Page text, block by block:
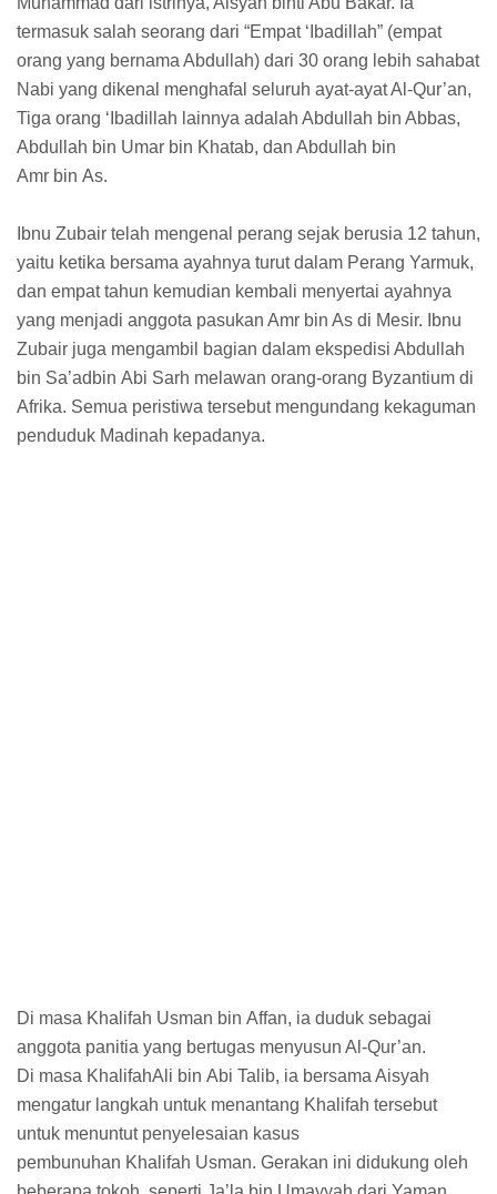
termasuk salah seorang dari “Empat ‘Ibadillah” (empat
orang yang bernama Abdullah) dari 30 orang lebih sahabat
Nabi yang dikenal menghafal seluruh ayat-ayat Al-Qur’an,
Tiga orang ‘Ibadillah lainnya adalah Abdullah bin Abbas,
Abdullah bin Umar bin Khatab, dan Abdullah bin
Amr bin As.
Ibnu Zubair telah mengenal perang sejak berusia 12 tahun,
yaitu ketika bersama ayahnya turut dalam Perang Yarmuk,
dan empat tahun kemudian kembali menyertai ayahnya
yang menjadi anggota pasukan Amr bin As di Mesir. Ibnu
Zubair juga mengambil bagian dalam ekspedisi Abdullah
bin Sa’adbin Abi Sarh melawan orang-orang Byzantium di
Afrika. Semua peristiwa tersebut mengundang kekaguman
penduduk Madinah kepadanya.
Di masa Khalifah Usman bin Affan, ia duduk sebagai
anggota panitia yang bertugas menyusun Al-Qur’an.
Di masa KhalifahAli bin Abi Talib, ia bersama Aisyah
mengatur langkah untuk menantang Khalifah tersebut
untuk menuntut penyelesaian kasus
pembunuhan Khalifah Usman. Gerakan ini didukung oleh